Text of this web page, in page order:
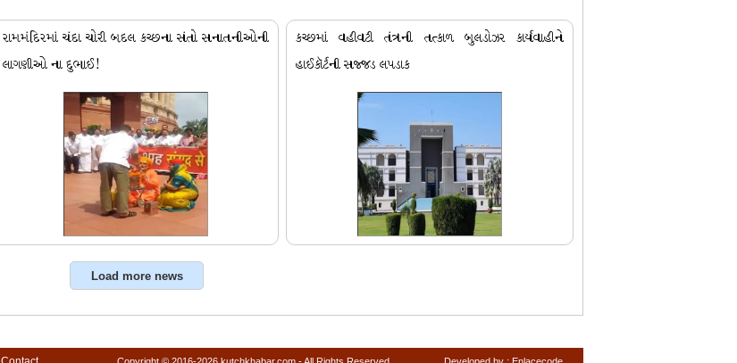
રામમંદિરમાં ચંદા ચોરી બદલ કચ્છના સંતો સનાતનીઓની
લાગણીઓ ના દુભાઈ!
કચ્છમાં વહીવટી તંત્રની તત્કાળ બુલડોઝર કાર્યવાહીને
હાઈકૉર્ટની સજ્જડ લપડાક